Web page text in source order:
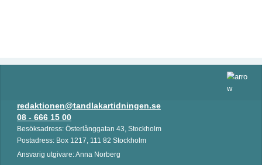
redaktionen@tandlakartidningen.se
08 - 666 15 00
Besöksadress: Österlånggatan 43, Stockholm
Postadress: Box 1217, 111 82 Stockholm
Ansvarig utgivare: Anna Norberg